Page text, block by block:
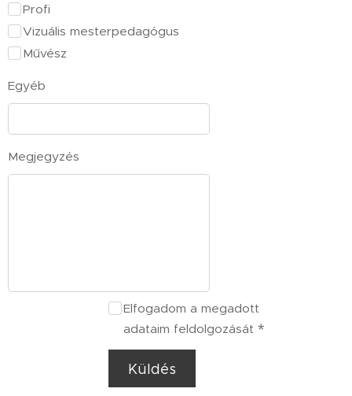
Profi
Vizuális mesterpedagógus
Művész
Egyéb
Megjegyzés
Elfogadom a megadott
adataim feldolgozását
Küldés